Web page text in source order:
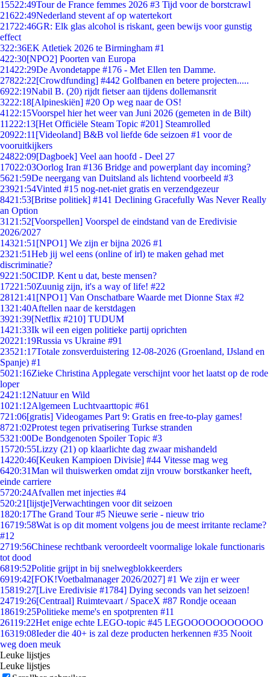
15522:49Tour de France femmes 2026 #3 Tijd voor de borstcrawl
21622:49Nederland stevent af op watertekort
21722:46GR: Elk glas alcohol is riskant, geen bewijs voor gunstig
effect
322:36EK Atletiek 2026 te Birmingham #1
422:30[NPO2] Poorten van Europa
21422:29De Avondetappe #176 - Met Ellen ten Damme.
27822:22[Crowdfunding] #442 Golfbanen en betere projecten.....
6922:19Nabil B. (20) rijdt fietser aan tijdens dollemansrit
3222:18[Alpineskiën] #20 Op weg naar de OS!
41 22:15Voorspel hier het weer van Juni 2026 (gemeten in de Bilt)
11222:13[Het Officiële Steam Topic #201] Steamrolled
20922:11 [Videoland] B&B vol liefde 6de seizoen #1 voor de
vooruitkijkers
24822:09[Dagboek] Veel aan hoofd - Deel 27
17022:03Oorlog Iran #136 Bridge and powerplant day incoming?
5621:59De neergang van Duitsland als lichtend voorbeeld #3
23921:54Vinted #15 nog-net-niet gratis en verzendgezeur
8421:53[Britse politiek] #141 Declining Gracefully Was Never Really
an Option
31 21:52[Voorspellen] Voorspel de eindstand van de Eredivisie
2026/2027
14321:51 [NPO1] We zijn er bijna 2026 #1
2321:51Heb jij wel eens (online of irl) te maken gehad met
discriminatie?
9221:50CIDP. Kent u dat, beste mensen?
17221:50Zuunig zijn, it's a way of life! #22
281 21:41 [NPO1] Van Onschatbare Waarde met Dionne Stax #2
1321:40Aftellen naar de kerstdagen
3921:39[Netflix #210] TUDUM
1421:33Ik wil een eigen politieke partij oprichten
20221:19Russia vs Ukraine #91
23521:17Totale zonsverduistering 12-08-2026 (Groenland, IJsland en
Spanje) #1
5021:16Zieke Christina Applegate verschijnt voor het laatst op de rode
loper
2421:12Natuur en Wild
1021:12Algemeen Luchtvaarttopic #61
721:06[gratis] Videogames Part 9: Gratis en free-to-play games!
8721:02Protest tegen privatisering Turkse stranden
5321:00De Bondgenoten Spoiler Topic #3
15720:55Lizzy (21) op klaarlichte dag zwaar mishandeld
14220:46[Keuken Kampioen Divisie] #44 Vitesse mag weg
6420:31Man wil thuiswerken omdat zijn vrouw borstkanker heeft,
einde carriere
5720:24Afvallen met injecties #4
520:21 [lijstje]Verwachtingen voor dit seizoen
1820:17The Grand Tour #5 Nieuwe serie - nieuw trio
16719:58Wat is op dit moment volgens jou de meest irritante reclame?
#12
2719:56Chinese rechtbank veroordeelt voormalige lokale functionaris
tot dood
6819:52Politie grijpt in bij snelwegblokkeerders
6919:42[FOK!Voetbalmanager 2026/2027] #1 We zijn er weer
15819:27[Live Eredivisie #1784] Dying seconds van het seizoen!
24719:26[Centraal] Ruimtevaart / SpaceX #87 Rondje oceaan
18619:25Politieke meme's en spotprenten #11
26119:22Het enige echte LEGO-topic #45 LEGOOOOOOOOOOO
16319:08Ieder die 40+ is zal deze producten herkennen #35 Nooit
weg doen meuk
Leuke lijstjes
Leuke lijstjes